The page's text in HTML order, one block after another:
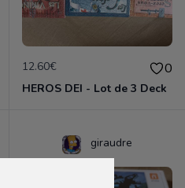
12.60€ 0
HEROS DEI - Lot de 3 Deck
giraudre